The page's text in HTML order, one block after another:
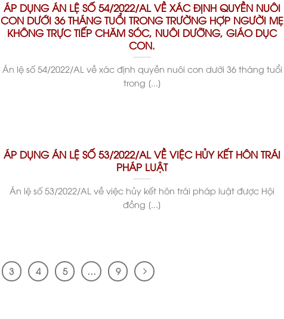
ÁP DỤNG ÁN LỆ SỐ 54/2022/AL VỀ XÁC ĐỊNH QUYỀN NUÔI
CON DƯỚI 36 THÁNG TUỔI TRONG TRƯỜNG HỢP NGƯỜI MẸ
KHÔNG TRỰC TIẾP CHĂM SÓC, NUÔI DƯỠNG, GIÁO DỤC
CON.
Án lệ số 54/2022/AL về xác định quyền nuôi con dưới 36 tháng tuổi
trong [...]
ÁP DỤNG ÁN LỆ SỐ 53/2022/AL VỀ VIỆC HỦY KẾT HÔN TRÁI
PHÁP LUẬT
Án lệ số 53/2022/AL về việc hủy kết hôn trái pháp luật được Hội
đồng [...]
3 4 5 … 9